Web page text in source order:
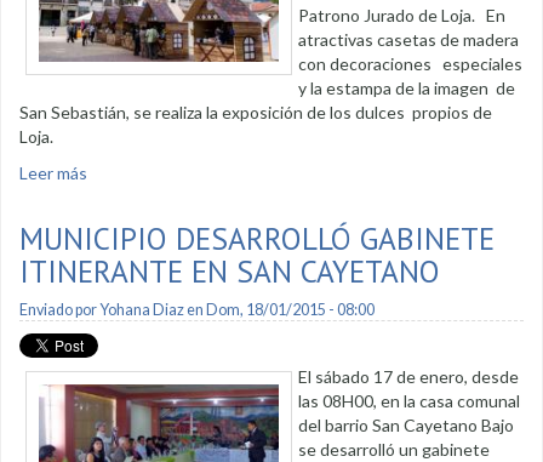
Patrono Jurado de Loja. En
atractivas casetas de madera
con decoraciones especiales
y la estampa de la imagen de
San Sebastián, se realiza la exposición de los dulces propios de
Loja.
Leer más
MUNICIPIO DESARROLLÓ GABINETE
ITINERANTE EN SAN CAYETANO
Enviado porYohana Diazen Dom, 18/01/2015 - 08:00
El sábado 17 de enero, desde
las 08H00, en la casa comunal
del barrio San Cayetano Bajo
se desarrolló un gabinete